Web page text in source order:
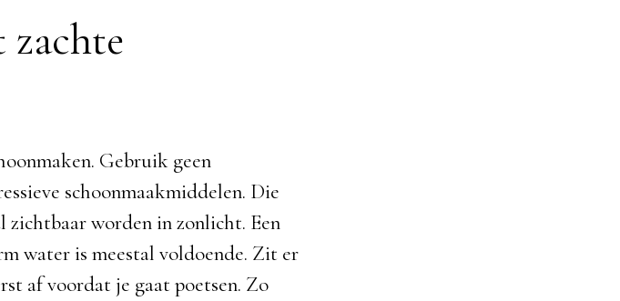
zachte
Gebruik geen
schoonmaakmiddelen. Die
worden in zonlicht. Een
water is meestal voldoende. Zit er
af voordat je gaat poetsen. Zo